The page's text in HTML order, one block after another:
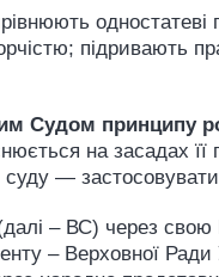
підривають
Судом принципу
на засадах
—
– ВС) через свою
– Верховної Ради